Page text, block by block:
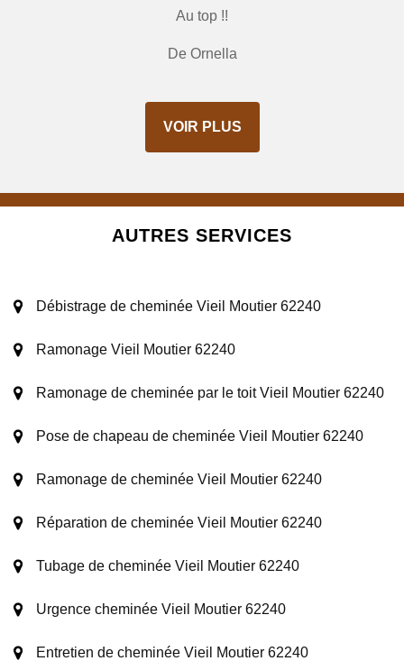
Au top !!
De Ornella
VOIR PLUS
AUTRES SERVICES
Débistrage de cheminée Vieil Moutier 62240
Ramonage Vieil Moutier 62240
Ramonage de cheminée par le toit Vieil Moutier 62240
Pose de chapeau de cheminée Vieil Moutier 62240
Ramonage de cheminée Vieil Moutier 62240
Réparation de cheminée Vieil Moutier 62240
Tubage de cheminée Vieil Moutier 62240
Urgence cheminée Vieil Moutier 62240
Entretien de cheminée Vieil Moutier 62240